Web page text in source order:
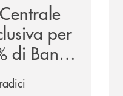
per
di Banca